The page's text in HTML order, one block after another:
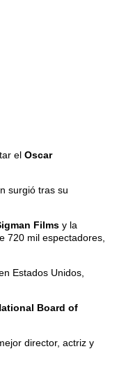
el Oscar
surgió tras su
Films y la
720 mil espectadores,
Estados Unidos,
Board of
director, actriz y